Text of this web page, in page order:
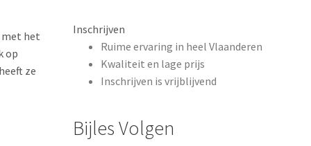
met het
op
ze
Inschrijven
Ruime ervaring in heel Vlaanderen
Kwaliteit en lage prijs
Inschrijven is vrijblijvend
Bijles Volgen